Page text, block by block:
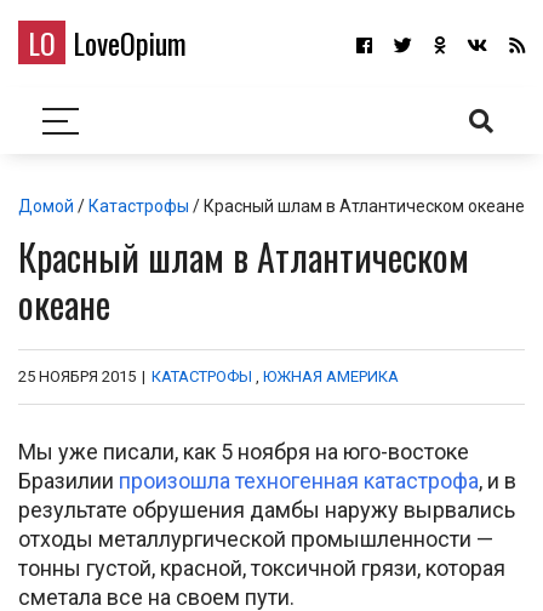
LO LoveOpium
Домой / Катастрофы / Красный шлам в Атлантическом океане
Красный шлам в Атлантическом
океане
25 НОЯБРЯ 2015 | КАТАСТРОФЫ , ЮЖНАЯ АМЕРИКА
Мы уже писали, как 5 ноября на юго-востоке
Бразилии произошла техногенная катастрофа, и в
результате обрушения дамбы наружу вырвались
отходы металлургической промышленности —
тонны густой, красной, токсичной грязи, которая
сметала все на своем пути.